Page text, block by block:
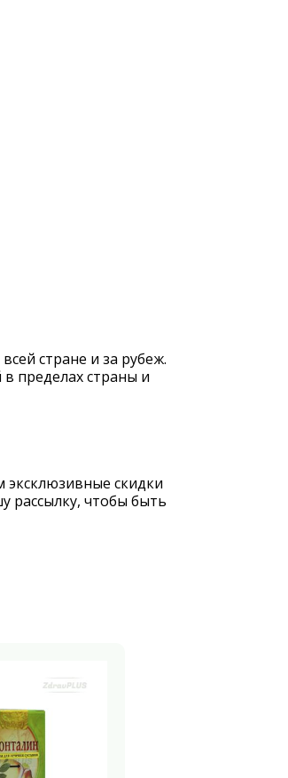
стране и за рубеж.
пределах страны и
скидки
рассылку, чтобы быть